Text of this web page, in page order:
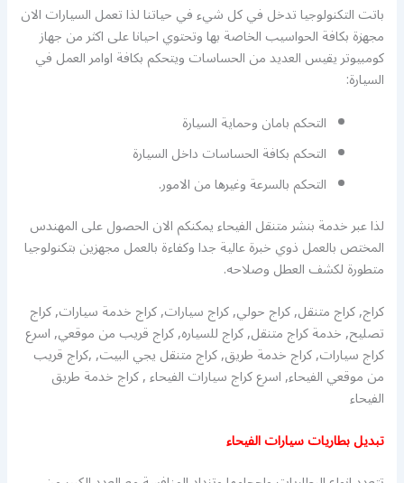
باتت التكنولوجيا تدخل في كل شيء في حياتنا لذا تعمل السيارات الان
مجهزة بكافة الحواسيب الخاصة بها وتحتوي احيانا على اكثر من جهاز
كومبيوتر يقيس العديد من الحساسات ويتحكم بكافة اوامر العمل في
السيارة:
التحكم بامان وحماية السيارة
التحكم بكافة الحساسات داخل السيارة
التحكم بالسرعة وغيرها من الامور.
لذا عبر خدمة بنشر متنقل الفيحاء يمكنكم الان الحصول على المهندس
المختص بالعمل ذوي خبرة عالية جدا وكفاءة بالعمل مجهزين بتكنولوجيا
متطورة لكشف العطل وصلاحه.
كراج, كراج متنقل, كراج حولي, كراج سيارات, كراج خدمة سيارات, كراج
تصليح, خدمة كراج متنقل, كراج للسياره, كراج قريب من موقعي, اسرع
كراج سيارات, كراج خدمة طريق, كراج متنقل يجي البيت, ,كراج قريب
من موقعي الفيحاء, اسرع كراج سيارات الفيحاء , كراج خدمة طريق
الفيحاء
تبديل بطاريات سيارات الفيحاء